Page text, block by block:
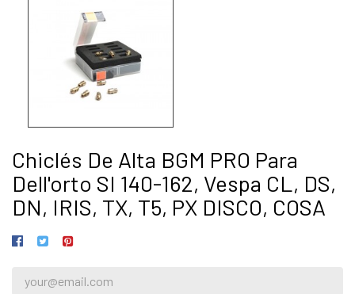
Chiclés De Alta BGM PRO Para
Dell'orto SI 140-162, Vespa CL, DS,
DN, IRIS, TX, T5, PX DISCO, COSA